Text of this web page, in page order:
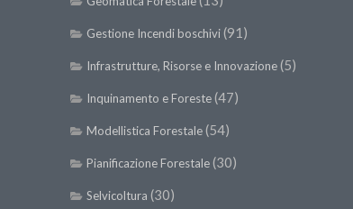
Gestione Incendi boschivi(91)
Infrastrutture, Risorse e Innovazione(5)
Inquinamento e Foreste(47)
Modellistica Forestale(54)
Pianificazione Forestale(30)
Selvicoltura (30)